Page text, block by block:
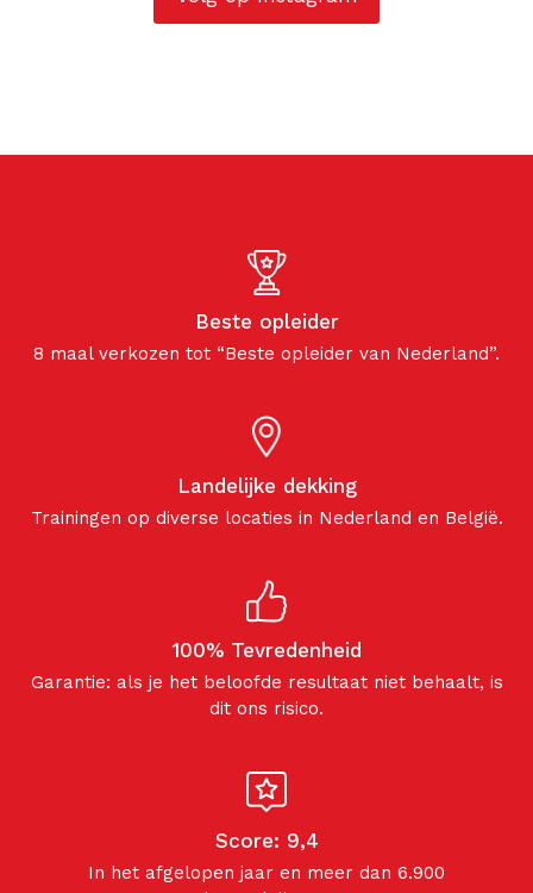
Beste opleider
8 maal verkozen tot “Beste opleider van Nederland”.
Landelijke dekking
Trainingen op diverse locaties in Nederland en België.
100% Tevredenheid
Garantie: als je het beloofde resultaat niet behaalt, is
dit ons risico.
Score: 9,4
In het afgelopen jaar en meer dan 6.900